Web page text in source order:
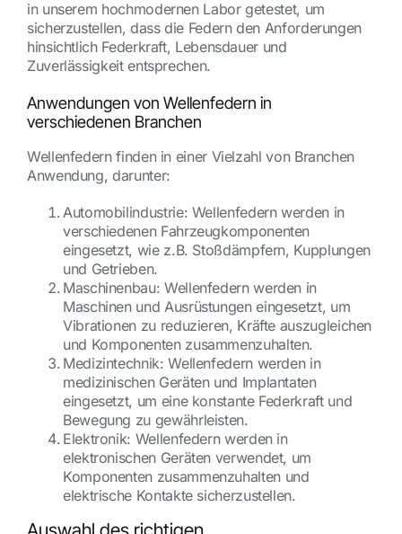
in unserem hochmodernen Labor getestet, um
sicherzustellen, dass die Federn den Anforderungen
hinsichtlich Federkraft, Lebensdauer und
Zuverlässigkeit entsprechen.
Anwendungen von Wellenfedern in
verschiedenen Branchen
Wellenfedern finden in einer Vielzahl von Branchen
Anwendung, darunter:
Automobilindustrie: Wellenfedern werden in
verschiedenen Fahrzeugkomponenten
eingesetzt, wie z.B. Stoßdämpfern, Kupplungen
und Getrieben.
Maschinenbau: Wellenfedern werden in
Maschinen und Ausrüstungen eingesetzt, um
Vibrationen zu reduzieren, Kräfte auszugleichen
und Komponenten zusammenzuhalten.
Medizintechnik: Wellenfedern werden in
medizinischen Geräten und Implantaten
eingesetzt, um eine konstante Federkraft und
Bewegung zu gewährleisten.
Elektronik: Wellenfedern werden in
elektronischen Geräten verwendet, um
Komponenten zusammenzuhalten und
elektrische Kontakte sicherzustellen.